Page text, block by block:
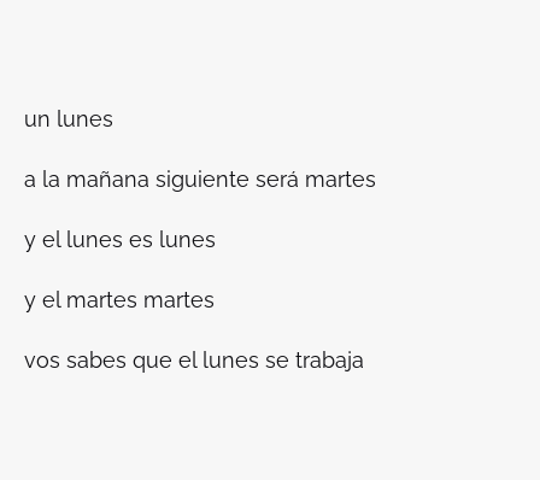
un lunes
a la mañana siguiente será martes
y el lunes es lunes
y el martes martes
vos sabes que el lunes se trabaja